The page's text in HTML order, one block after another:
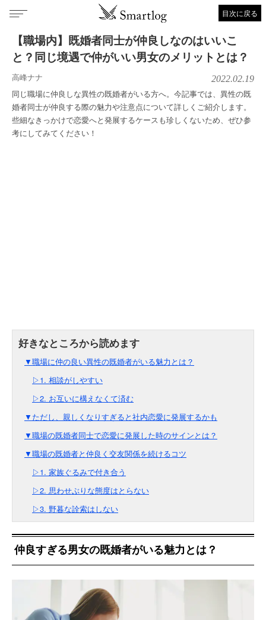
目次に戻る
【職場内】既婚者同士が仲良しなのはいいこ
と？同じ境遇で仲がいい男女のメリットとは？
高峰ナナ 2022.02.19
同じ職場に仲良しな異性の既婚者がいる方へ。今記事では、異性の既
婚者同士が仲良する際の魅力や注意点について詳しくご紹介します。
些細なきっかけで恋愛へと発展するケースも珍しくないため、ぜひ参
考にしてみてください！
▼職場に仲の良い異性の既婚者がいる魅力とは？
▷1. 相談がしやすい
▷2. お互いに構えなくて済む
▼ただし、親しくなりすぎると社内恋愛に発展するかも
▼職場の既婚者同士で恋愛に発展した時のサインとは？
▼職場の既婚者と仲良く交友関係を続けるコツ
▷1. 家族ぐるみで付き合う
▷2. 思わせぶりな態度はとらない
▷3. 野暮な詮索はしない
仲良すぎる男女の既婚者がいる魅力とは？